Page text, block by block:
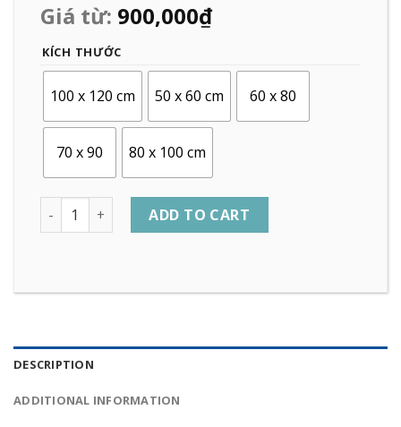
Giá từ: 900,000₫
KÍCH THƯỚC
100 x 120 cm 50 x 60 cm 60 x 80
70 x 90 80 x 100 cm
Quantity ADD TO CART
DESCRIPTION
ADDITIONAL INFORMATION